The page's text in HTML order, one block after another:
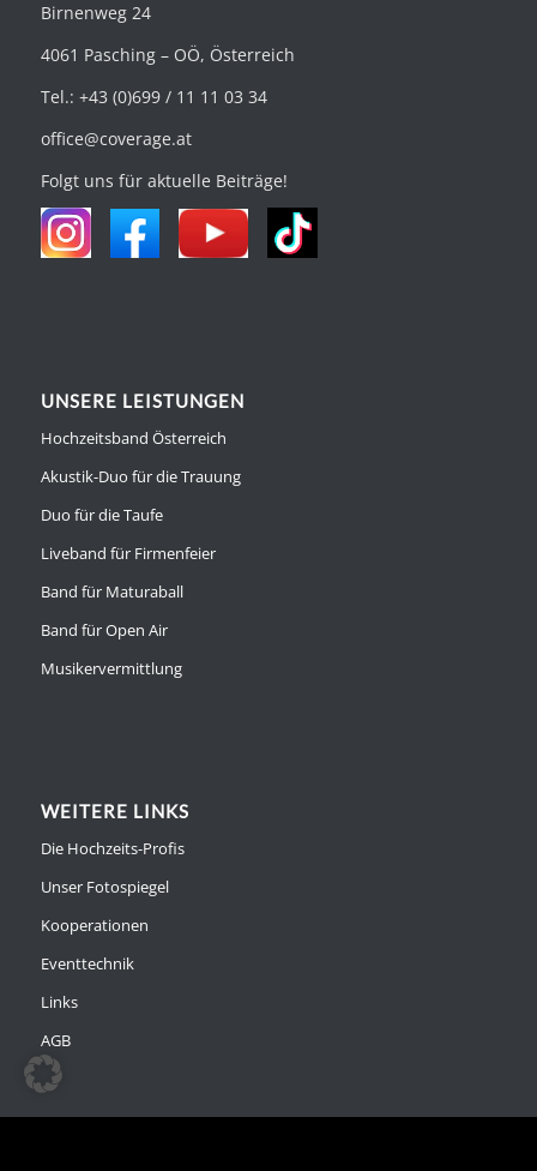
Birnenweg 24
4061 Pasching – OÖ, Österreich
Tel.: +43 (0)699 / 11 11 03 34
office@coverage.at
Folgt uns für aktuelle Beiträge!
UNSERE LEISTUNGEN
Hochzeitsband Österreich
Akustik-Duo für die Trauung
Duo für die Taufe
Liveband für Firmenfeier
Band für Maturaball
Band für Open Air
Musikervermittlung
WEITERE LINKS
Die Hochzeits-Profis
Unser Fotospiegel
Kooperationen
Eventtechnik
Links
AGB